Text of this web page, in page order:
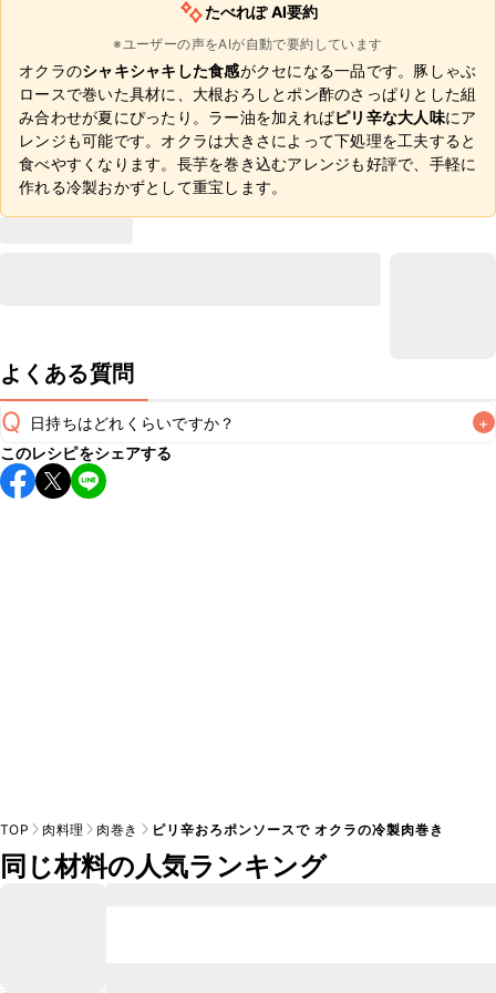
たべれぽ AI要約
※ユーザーの声をAIが自動で要約しています
オクラのシャキシャキした食感がクセになる一品です。豚しゃぶ
ロースで巻いた具材に、大根おろしとポン酢のさっぱりとした組
み合わせが夏にぴったり。ラー油を加えればピリ辛な大人味にア
レンジも可能です。オクラは大きさによって下処理を工夫すると
食べやすくなります。長芋を巻き込むアレンジも好評で、手軽に
作れる冷製おかずとして重宝します。
よくある質問
Q 日持ちはどれくらいですか？ +
保存期間は冷蔵で翌日中が目安です。なるべくお早めにお召
し上がりください。
このレシピをシェアする
TOP 肉料理 肉巻き ピリ辛おろポンソースで オクラの冷製肉巻き
同じ材料の人気ランキング